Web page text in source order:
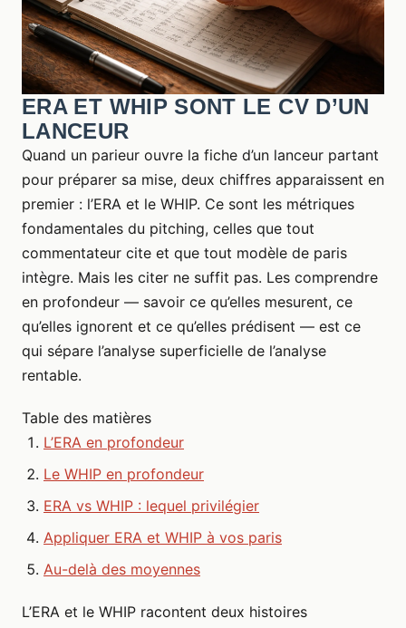
ERA ET WHIP SONT LE CV D’UN
LANCEUR
Quand un parieur ouvre la fiche d’un lanceur partant
pour préparer sa mise, deux chiffres apparaissent en
premier : l’ERA et le WHIP. Ce sont les métriques
fondamentales du pitching, celles que tout
commentateur cite et que tout modèle de paris
intègre. Mais les citer ne suffit pas. Les comprendre
en profondeur — savoir ce qu’elles mesurent, ce
qu’elles ignorent et ce qu’elles prédisent — est ce
qui sépare l’analyse superficielle de l’analyse
rentable.
Table des matières
L’ERA en profondeur
Le WHIP en profondeur
ERA vs WHIP : lequel privilégier
Appliquer ERA et WHIP à vos paris
Au-delà des moyennes
L’ERA et le WHIP racontent deux histoires